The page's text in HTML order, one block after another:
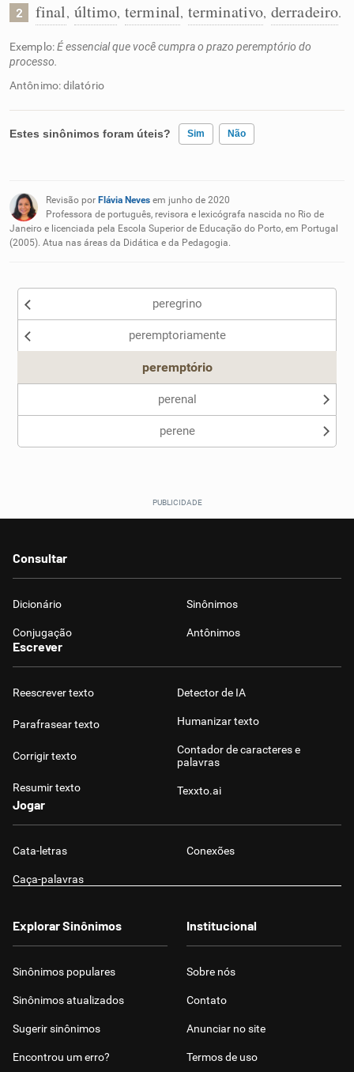
2 final, último, terminal, terminativo, derradeiro.
Exemplo:É essencial que você cumpra o prazo peremptório do
processo.
Antônimo: dilatório
Estes sinônimos foram úteis? Sim Não
Nenhum dos sinônimos apresentados me ajudou
Outro
Revisão por Flávia Neves em junho de 2020
Professora de português, revisora e lexicógrafa nascida no Rio de
Janeiro e licenciada pela Escola Superior de Educação do Porto, em Portugal
(2005). Atua nas áreas da Didática e da Pedagogia.
peregrino
peremptoriamente
peremptório
perenal
perene
Consultar
Dicionário Sinônimos
Conjugação Antônimos
Escrever
Reescrever texto
Parafrasear texto
Corrigir texto
Resumir texto
Detector de IA
Humanizar texto
Contador de caracteres e
palavras
Texxto.ai
Jogar
Cata-letras Conexões
Caça-palavras
Explorar Sinônimos
Sinônimos populares
Sinônimos atualizados
Sugerir sinônimos
Encontrou um erro?
Institucional
Sobre nós
Contato
Anunciar no site
Termos de uso